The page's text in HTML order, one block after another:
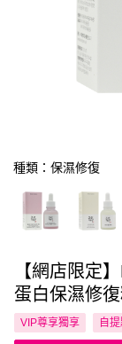
種類：保濕修復
【網店限定
蛋白保濕修
VIP尊享獨享 自